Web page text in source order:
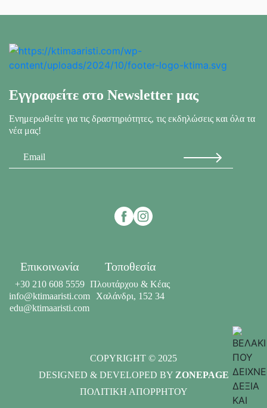
Εγγραφείτε στο Newsletter μας
Ενημερωθείτε για τις δραστηριότητες, τις εκδηλώσεις και όλα τα
νέα μας!
Επικοινωνία
+30 210 608 5559
info@ktimaaristi.com
edu@ktimaaristi.com
Τοποθεσία
Πλουτάρχου & Κέας
Χαλάνδρι, 152 34
DESIGNED & DEVELOPED BY ZONEPAGE
COPYRIGHT © 2025
ΠΟΛΙΤΙΚΗ ΑΠΟΡΡΗΤΟΥ